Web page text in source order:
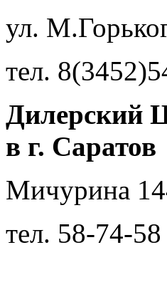
ул.
тел.
Дилерский
в г. Саратов
Мичурина
тел. 58-74-58